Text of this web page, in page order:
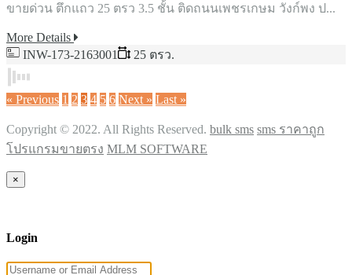
ขายด่วน ตึกแถว 25 ตรว 3.5 ชั้น ติดถนนเพชรเกษม วังก์พง ป...
More Details
INW-173-2163001
25 ตรว.
« Previous 1 2 3 4 5 6 Next » Last »
Copyright © 2022. All Rights Reserved. bulk sms sms ราคาถูก
โปรแกรมขายตรง MLM SOFTWARE
×
Login